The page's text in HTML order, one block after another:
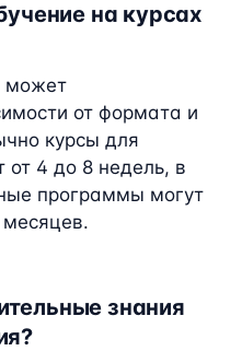
на курсах
может
от формата и
курсы для
4 до 8 недель, в
программы могут
месяцев.
знания